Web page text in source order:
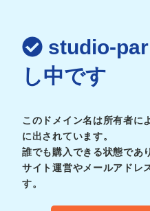
studio-
し中です
このドメイン名は所有者に
に出されています。
誰でも購入できる状態であ
サイト運営やメールアドレ
す。